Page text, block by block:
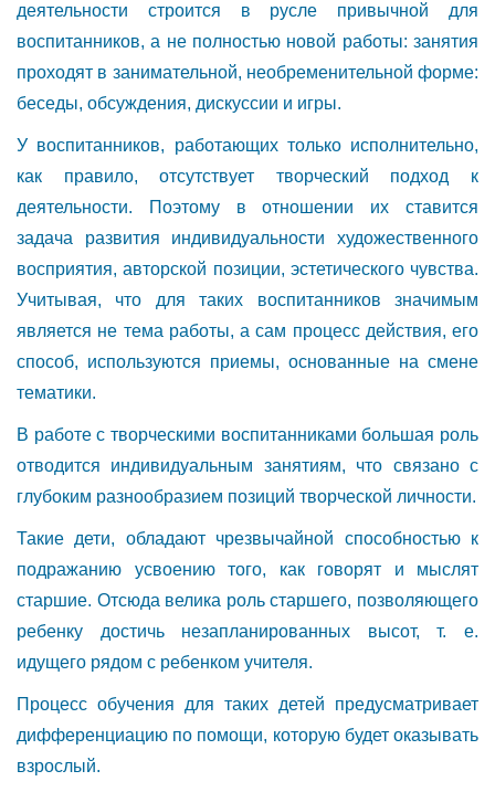
деятельности строится в русле привычной для
воспитанников, а не полностью новой работы: занятия
проходят в занимательной, необременительной форме:
беседы, обсуждения, дискуссии и игры.
У воспитанников, работающих только исполнительно,
как правило, отсутствует творческий подход к
деятельности. Поэтому в отношении их ставится
задача развития индивидуальности художественного
восприятия, авторской позиции, эстетического чувства.
Учитывая, что для таких воспитанников значимым
является не тема работы, а сам процесс дей­ствия, его
способ, используются приемы, основанные на смене
тематики.
В работе с творческими воспитанниками большая роль
отводится индивидуальным занятиям, что связано с
глубоким разнообразием позиций творческой личности.
Такие дети, обладают чрезвычайной способностью к
подражанию усвоению того, как говорят и мыслят
старшие. Отсюда велика роль старшего, позволяющего
ребенку достичь незапланированных высот, т. е.
идущего рядом с ребенком учителя.
Процесс обучения для таких детей предусматривает
дифференциацию по помощи, которую будет оказывать
взрослый.